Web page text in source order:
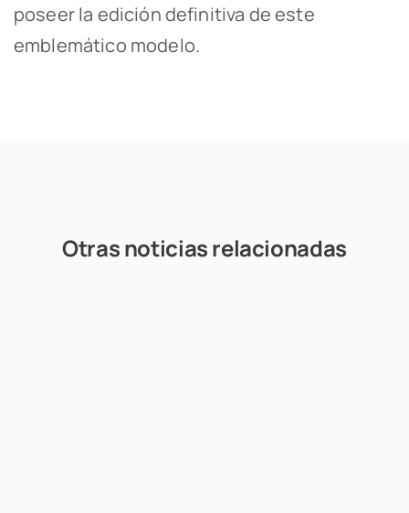
poseer la edición definitiva de este
emblemático modelo.
Otras noticias relacionadas